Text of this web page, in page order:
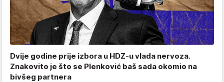
Dvije godine prije izbora u HDZ-u vlada nervoza.
Znakovito je što se Plenković baš sada okomio na
bivšeg partnera